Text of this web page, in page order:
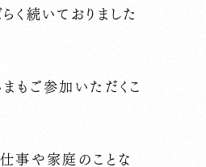
く続いておりました
もご参加いただくこ
事や家庭のことな